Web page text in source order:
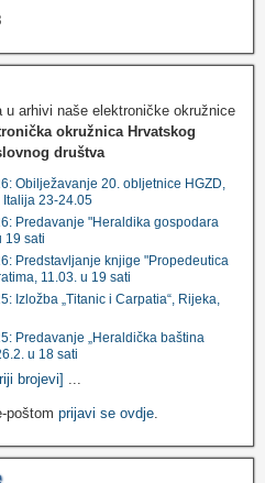
arhivi naše elektroničke okružnice
okružnica Hrvatskog
društva
Obilježavanje 20. obljetnice HGZD,
Italija 23-24.05
Predavanje "Heraldika gospodara
19 sati
Predstavljanje knjige "Propedeutica
11.03. u 19 sati
Izložba „Titanic i Carpatia“, Rijeka,
Predavanje „Heraldička baština
u 18 sati
brojevi] ...
poštom prijavi se ovdje.